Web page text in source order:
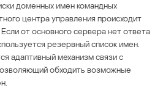
доменных имен командных
центра управления происходит
от основного сервера нет ответа
резервный список имен.
адаптивный механизм связи с
обходить возможные